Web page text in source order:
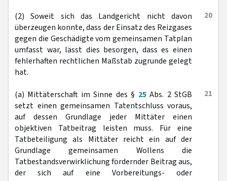
20
(2) Soweit sich das Landgericht nicht davon
überzeugen konnte, dass der Einsatz des Reizgases
gegen die Geschädigte vom gemeinsamen Tatplan
umfasst war, lässt dies besorgen, dass es einen
fehlerhaften rechtlichen Maßstab zugrunde gelegt
hat.
21
(a) Mittäterschaft im Sinne des § 25Abs. 2 StGB
setzt einen gemeinsamen Tatentschluss voraus,
auf dessen Grundlage jeder Mittäter einen
objektiven Tatbeitrag leisten muss. Für eine
Tatbeteiligung als Mittäter reicht ein auf der
Grundlage gemeinsamen Wollens die
Tatbestandsverwirklichung fördernder Beitrag aus,
der sich auf eine Vorbereitungs- oder